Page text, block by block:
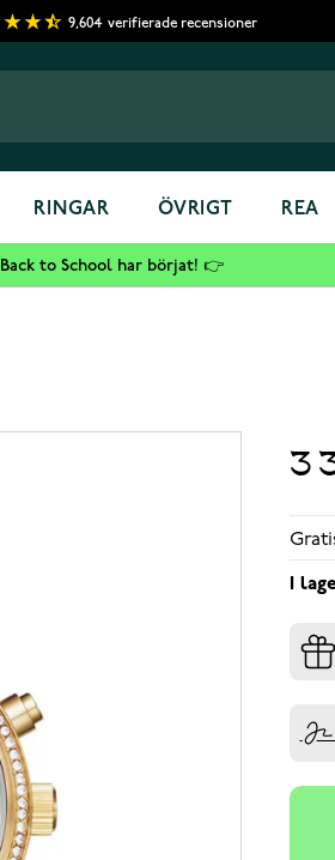
9,604 verifierade recensioner
RINGAR ÖVRIGT REA
Back to School har börjat! 👉
3
I